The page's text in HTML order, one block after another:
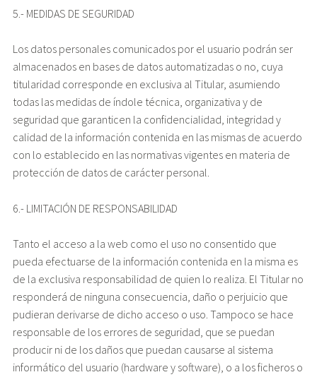
5.- MEDIDAS DE SEGURIDAD
Los datos personales comunicados por el usuario podrán ser
almacenados en bases de datos automatizadas o no, cuya
titularidad corresponde en exclusiva al Titular, asumiendo
todas las medidas de índole técnica, organizativa y de
seguridad que garanticen la confidencialidad, integridad y
calidad de la información contenida en las mismas de acuerdo
con lo establecido en las normativas vigentes en materia de
protección de datos de carácter personal.
6.- LIMITACIÓN DE RESPONSABILIDAD
Tanto el acceso a la web como el uso no consentido que
pueda efectuarse de la información contenida en la misma es
de la exclusiva responsabilidad de quien lo realiza. El Titular no
responderá de ninguna consecuencia, daño o perjuicio que
pudieran derivarse de dicho acceso o uso. Tampoco se hace
responsable de los errores de seguridad, que se puedan
producir ni de los daños que puedan causarse al sistema
informático del usuario (hardware y software), o a los ficheros o